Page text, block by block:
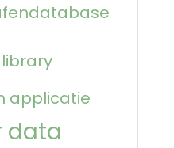
applicatie
data